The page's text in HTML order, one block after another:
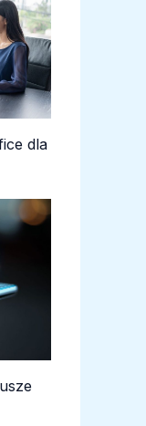
dla